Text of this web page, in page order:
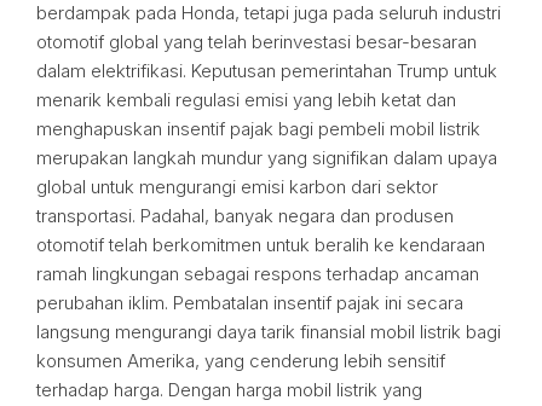
berdampak pada Honda, tetapi juga pada seluruh industri
otomotif global yang telah berinvestasi besar-besaran
dalam elektrifikasi. Keputusan pemerintahan Trump untuk
menarik kembali regulasi emisi yang lebih ketat dan
menghapuskan insentif pajak bagi pembeli mobil listrik
merupakan langkah mundur yang signifikan dalam upaya
global untuk mengurangi emisi karbon dari sektor
transportasi. Padahal, banyak negara dan produsen
otomotif telah berkomitmen untuk beralih ke kendaraan
ramah lingkungan sebagai respons terhadap ancaman
perubahan iklim. Pembatalan insentif pajak ini secara
langsung mengurangi daya tarik finansial mobil listrik bagi
konsumen Amerika, yang cenderung lebih sensitif
terhadap harga. Dengan harga mobil listrik yang